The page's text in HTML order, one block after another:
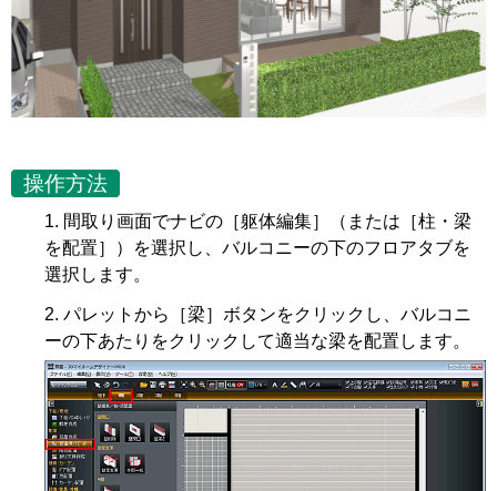
操作方法
間取り画面でナビの［躯体編集］（または［柱・梁
を配置］）を選択し、バルコニーの下のフロアタブを
選択します。
パレットから［梁］ボタンをクリックし、バルコニ
ーの下あたりをクリックして適当な梁を配置します。